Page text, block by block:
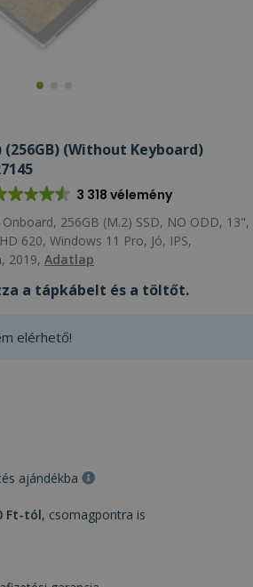
(256GB) (Without Keyboard)
3 318 vélemény
256GB (M.2) SSD, NO ODD, 13",
620, Windows 11 Pro, Jó, IPS,
2019, Adatlap
a tápkábelt és a töltőt.
elérhető!
ajándékba
Ft-tól, csomagpontra is